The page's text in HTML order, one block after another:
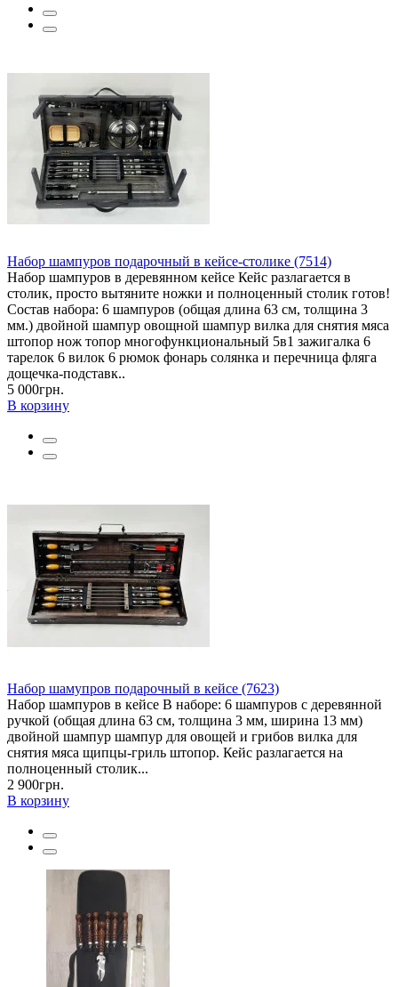
Набор шампуров подарочный в кейсе-столике (7514)
Набор шампуров в деревянном кейсе Кейс разлагается в
столик, просто вытяните ножки и полноценный столик готов!
Состав набора: 6 шампуров (общая длина 63 см, толщина 3
мм.) двойной шампур овощной шампур вилка для снятия мяса
штопор нож топор многофункциональный 5в1 зажигалка 6
тарелок 6 вилок 6 рюмок фонарь солянка и перечница фляга
дощечка-подставк..
5 000грн.
В корзину
Набор шамупров подарочный в кейсе (7623)
Набор шампуров в кейсе В наборе: 6 шампуров с деревянной
ручкой (общая длина 63 см, толщина 3 мм, ширина 13 мм)
двойной шампур шампур для овощей и грибов вилка для
снятия мяса щипцы-гриль штопор. Кейс разлагается на
полноценный столик...
2 900грн.
В корзину